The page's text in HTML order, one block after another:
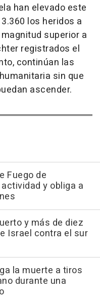
han elevado este
los heridos a
superior a
registrados el
continúan las
sin que
ascender.
Fuego de
y obliga a
y más de diez
Israel contra el sur
la muerte a tiros
durante una